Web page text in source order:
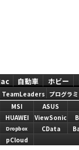
自動車 ホビー
TeamLeaders プログラ
MSI ASUS
HUAWEI ViewSonic
Dropbox CData
pCloud